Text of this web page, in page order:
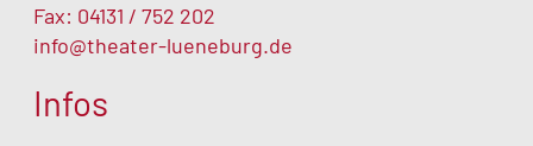
Fax: 04131 / 752 202
info@theater-lueneburg.de
Infos